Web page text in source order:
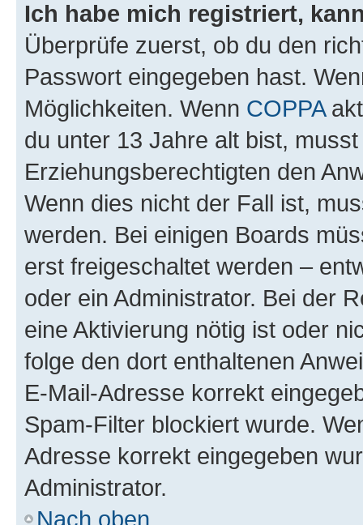
Ich habe mich registriert,
Überprüfe zuerst, ob du den
Passwort eingegeben hast.
Möglichkeiten. Wenn COPPA
du unter 13 Jahre alt bist,
Erziehungsberechtigten den
Wenn dies nicht der Fall ist,
werden. Bei einigen Boards
erst freigeschaltet werden –
oder ein Administrator. Bei der
eine Aktivierung nötig ist oder
folge den dort enthaltenen
E-Mail-Adresse korrekt
Spam-Filter blockiert wurde.
Adresse korrekt eingegeben
Administrator.
Nach oben